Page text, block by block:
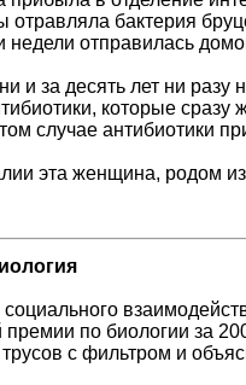
бактерия
недели отправилась
за десять лет ни разу
которые
случае антибиотики
эта женщина, родом
социального
по биологии за
с фильтром и